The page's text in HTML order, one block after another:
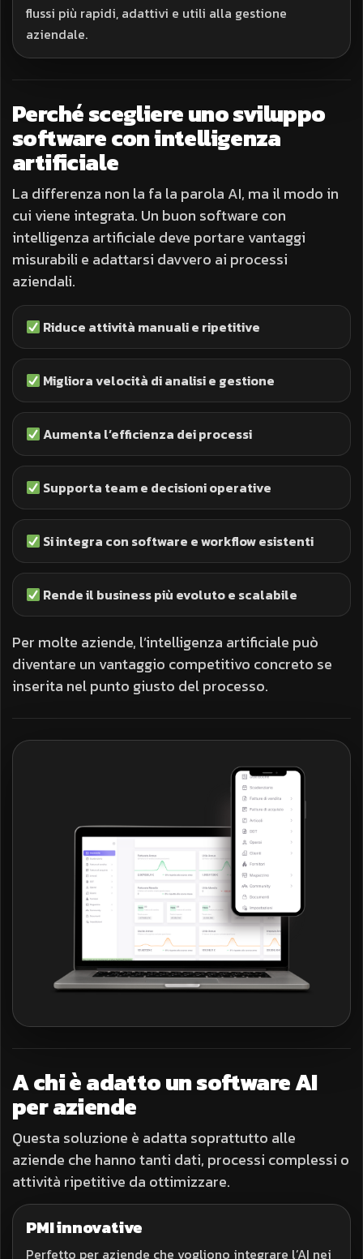
flussi più rapidi, adattivi e utili alla gestione
aziendale.
Perché scegliere uno sviluppo
software con intelligenza
artificiale
La differenza non la fa la parola AI, ma il modo in
cui viene integrata. Un buon software con
intelligenza artificiale deve portare vantaggi
misurabili e adattarsi davvero ai processi
aziendali.
Riduce attività manuali e ripetitive
Migliora velocità di analisi e gestione
Aumenta l’efficienza dei processi
Supporta team e decisioni operative
Si integra con software e workflow esistenti
Rende il business più evoluto e scalabile
Per molte aziende, l’intelligenza artificiale può
diventare un vantaggio competitivo concreto se
inserita nel punto giusto del processo.
A chi è adatto un software AI
per aziende
Questa soluzione è adatta soprattutto alle
aziende che hanno tanti dati, processi complessi o
attività ripetitive da ottimizzare.
PMI innovative
Perfetto per aziende che vogliono integrare l’AI nei